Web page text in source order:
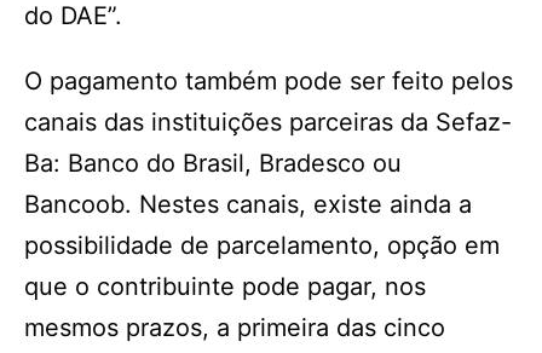
do DAE”.
O pagamento também pode ser feito pelos
canais das instituições parceiras da Sefaz-
Ba: Banco do Brasil, Bradesco ou
Bancoob. Nestes canais, existe ainda a
possibilidade de parcelamento, opção em
que o contribuinte pode pagar, nos
mesmos prazos, a primeira das cinco